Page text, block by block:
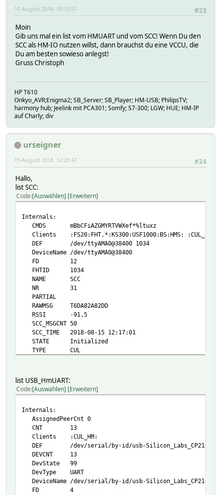
#23
15 August 2018, 10:12:57
Moin
Gib uns mal ein list vom HMUART und vom SCC! Wenn Du den
SCC als HM-IO nutzen willst, dann brauchst du eine VCCU, die
Du am besten sowieso anlegst!
Gruss Christoph
HP T610
Onkyo_AVR;Enigma2; SB_Server; SB_Player; HM-USB; PhilipsTV;
harmony hub; Jeelink mit PCA301; Somfy; S7-300; LGW; HUE; HM-IP
auf Charly; div
urseigner
#24
15 August 2018, 12:23:47
Hallo,
list SCC:
Code Auswählen Erweitern
Internals:
CMDS mBbCFiAZGMYRTVWXef*%ltuxz
Clients :FS20:FHT.*:KS300:USF1000:BS:HMS:
DEF /dev/ttyAMA0@38400 1034
DeviceName /dev/ttyAMA0@38400
FD 12
FHTID 1034
NAME SCC
NR 31
PARTIAL
RAWMSG T6DA82A82DD
RSSI -91.5
SCC_MSGCNT 50
SCC_TIME 2018-08-15 12:17:01
STATE Initialized
TYPE CUL
MatchList:
1:USF1000 ^81..(04|0c)..0101a001a5ceaa00....
2:BS ^81..(04|0c)..0101a001a5cf
4:FHT
5:KS300 ^810d04..4027a001
6:CUL_WS ^K.....
7:CUL_EM ^E0.................$
8:HMS ^810e04......a001
9:CUL_FHTTK ^T[A-F0-9]{8}
A:CUL_RFR ^[0-9A-F]{4}U.
B:CUL_HOERMANN ^R..........
C:ESA2000 ^S................................$
D:CUL_IR ^I............
list USB_HmUART:
Code Auswählen Erweitern
Internals:
AssignedPeerCnt 0
CNT 13
Clients :CUL_HM:
DEF /dev/serial/by-id/usb-
DEVCNT 13
DevState 99
DevType UART
DeviceName /dev/serial/by-id/usb-
FD 4